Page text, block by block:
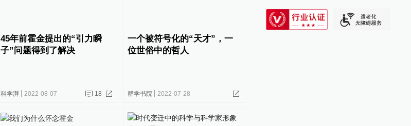
45年前霍金提出的“引力瞬
子”问题得到了解决
科学湃 2022-08-07 18
一个被符号化的“天才”，一
位世俗中的哲人
群学书院 2022-07-28
SIXTH TONE